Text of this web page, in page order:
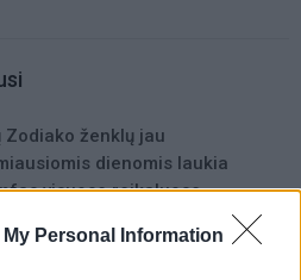
Personal Information
Zodiako ženklų jau
dienomis laukia
visuose reikaluose
kortų horoskopas rugpjūčio 6